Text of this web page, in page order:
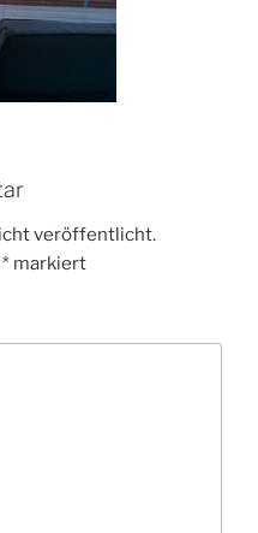
veröffentlicht.
* markiert